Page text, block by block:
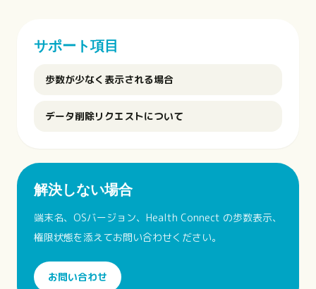
サポート項目
歩数が少なく表示される場合
データ削除リクエストについて
解決しない場合
端末名、OSバージョン、Health Connect の歩数表示、
権限状態を添えてお問い合わせください。
お問い合わせ